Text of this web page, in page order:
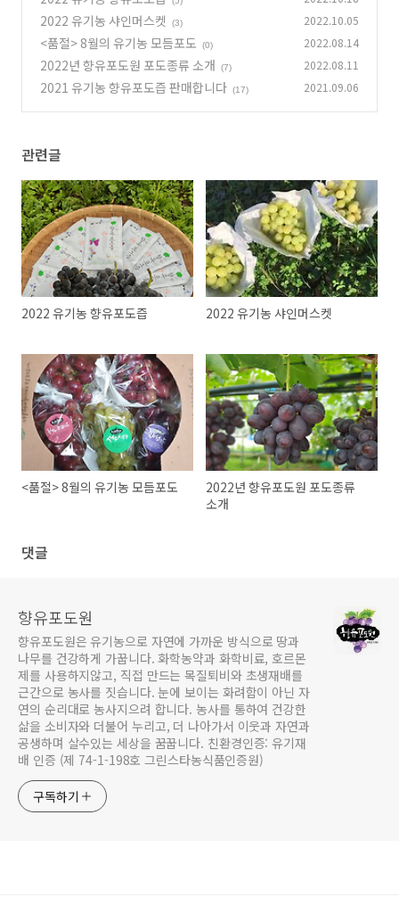
2022 유기농 샤인머스켓 (3) 2022.10.05
<품절> 8월의 유기농 모듬포도 (0) 2022.08.14
2022년 향유포도원 포도종류 소개 (7) 2022.08.11
2021 유기농 향유포도즙 판매합니다 (17) 2021.09.06
관련글
2022 유기농 향유포도즙 2022 유기농 샤인머스켓
<품절> 8월의 유기농 모듬포도
2022년 향유포도원 포도종류
소개
댓글
향유포도원
향유포도원은 유기농으로 자연에 가까운 방식으로 땅과
나무를 건강하게 가꿉니다. 화학농약과 화학비료, 호르몬
제를 사용하지않고, 직접 만드는 목질퇴비와 초생재배를
근간으로 농사를 짓습니다. 눈에 보이는 화려함이 아닌 자
연의 순리대로 농사지으려 합니다. 농사를 통하여 건강한
삶을 소비자와 더불어 누리고, 더 나아가서 이웃과 자연과
공생하며 살수있는 세상을 꿈꿉니다. 친환경인증: 유기재
배 인증 (제 74-1-198호 그린스타농식품인증원)
구독하기